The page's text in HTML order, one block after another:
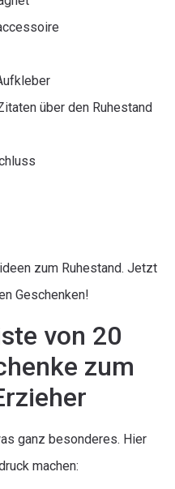
über den Ruhestand
zum Ruhestand. Jetzt
Geschenken!
von 20
zum
ganz besonderes. Hier
machen: